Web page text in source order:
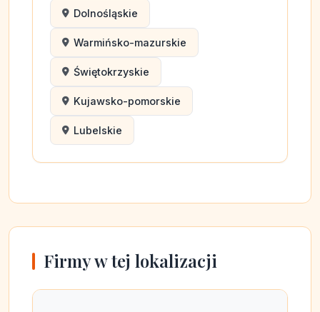
Dolnośląskie
Warmińsko-mazurskie
Świętokrzyskie
Kujawsko-pomorskie
Lubelskie
Firmy w tej lokalizacji